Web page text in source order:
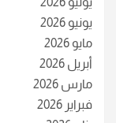
يونيو 2026
مايو 2026
أبريل 2026
مارس 2026
فبراير 2026